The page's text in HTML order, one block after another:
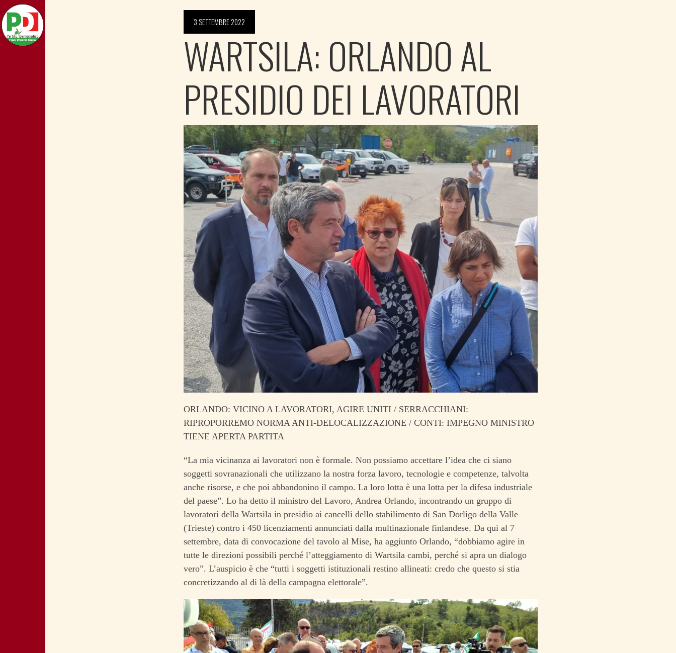
3 SETTEMBRE 2022
WARTSILA: ORLANDO AL
PRESIDIO DEI LAVORATORI
ORLANDO: VICINO A LAVORATORI, AGIRE UNITI / SERRACCHIANI:
RIPROPORREMO NORMA ANTI-DELOCALIZZAZIONE / CONTI: IMPEGNO MINISTRO
TIENE APERTA PARTITA
“La mia vicinanza ai lavoratori non è formale. Non possiamo accettare l’idea che ci siano
soggetti sovranazionali che utilizzano la nostra forza lavoro, tecnologie e competenze, talvolta
anche risorse, e che poi abbandonino il campo. La loro lotta è una lotta per la difesa industriale
del paese”. Lo ha detto il ministro del Lavoro, Andrea Orlando, incontrando un gruppo di
lavoratori della Wartsila in presidio ai cancelli dello stabilimento di San Dorligo della Valle
(Trieste) contro i 450 licenziamenti annunciati dalla multinazionale finlandese. Da qui al 7
settembre, data di convocazione del tavolo al Mise, ha aggiunto Orlando, “dobbiamo agire in
tutte le direzioni possibili perché l’atteggiamento di Wartsila cambi, perché si apra un dialogo
vero”. L’auspicio è che “tutti i soggetti istituzionali restino allineati: credo che questo si stia
concretizzando al di là della campagna elettorale”.